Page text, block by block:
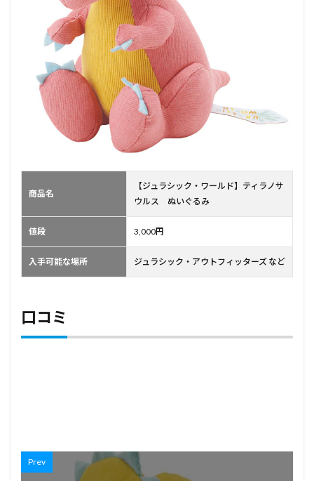
商品名
【ジュラシック・ワールド】ティラノサ
ウルス ぬいぐるみ
値段 3,000円
入手可能な場所 ジュラシック・アウトフィッターズ など
口コミ
Prev